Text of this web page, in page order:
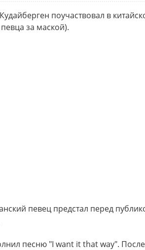
поучаствовал в
за маской).
певец предстал перед
песню "I want it that way".